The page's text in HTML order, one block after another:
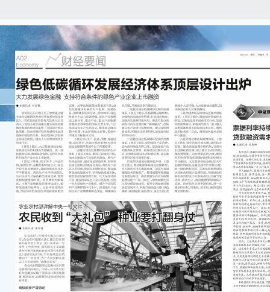
（上
处于
在兴
本面
仍处
速度
围绕
把
张玉